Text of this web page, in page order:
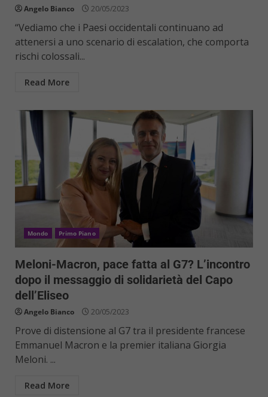
Angelo Bianco 20/05/2023
“Vediamo che i Paesi occidentali continuano ad
attenersi a uno scenario di escalation, che comporta
rischi colossali...
Read More
Mondo Primo Piano
Meloni-Macron, pace fatta al G7? L’incontro
dopo il messaggio di solidarietà del Capo
dell’Eliseo
Angelo Bianco 20/05/2023
Prove di distensione al G7 tra il presidente francese
Emmanuel Macron e la premier italiana Giorgia
Meloni. ...
Read More